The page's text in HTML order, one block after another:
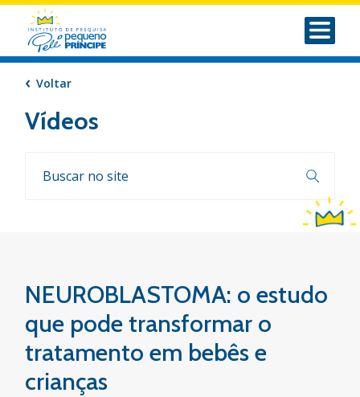
Voltar
Vídeos
NEUROBLASTOMA: o estudo
que pode transformar o
tratamento em bebês e
crianças